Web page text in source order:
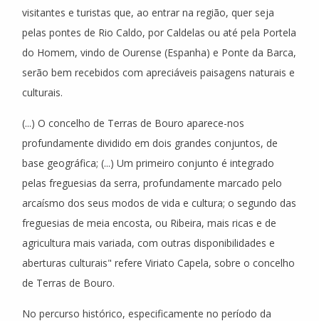
visitantes e turistas que, ao entrar na região, quer seja
pelas pontes de Rio Caldo, por Caldelas ou até pela Portela
do Homem, vindo de Ourense (Espanha) e Ponte da Barca,
serão bem recebidos com apreciáveis paisagens naturais e
culturais.
(...) O concelho de Terras de Bouro aparece-nos
profundamente dividido em dois grandes conjuntos, de
base geográfica; (...) Um primeiro conjunto é integrado
pelas freguesias da serra, profundamente marcado pelo
arcaísmo dos seus modos de vida e cultura; o segundo das
freguesias de meia encosta, ou Ribeira, mais ricas e de
agricultura mais variada, com outras disponibilidades e
aberturas culturais" refere Viriato Capela, sobre o concelho
de Terras de Bouro.
No percurso histórico, especificamente no período da